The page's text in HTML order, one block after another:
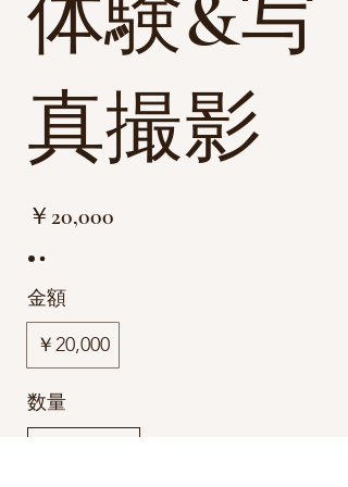
体験&写
真撮影
￥20,000
金額
￥20,000
数量